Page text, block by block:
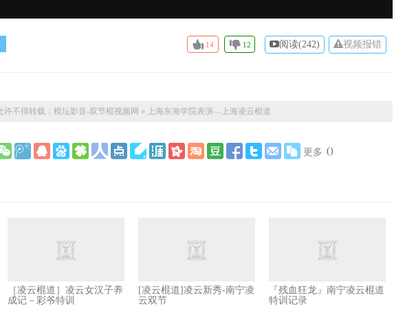
14 12 阅读(242) 视频报错
许不得转载： 棍坛影音-双节棍视频网 » 上海东海学院表演—上海凌云棍道
更多 ()
［凌云棍道］凌云女汉子养
成记－彩爷特训
[凌云棍道]凌云新秀-南宁凌
云双节
『残血狂龙』南宁凌云棍道
特训记录